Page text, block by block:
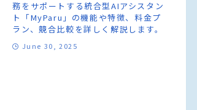
務をサポートする統合型AIアシスタン
ト「MyParu」の機能や特徴、料金プ
ラン、競合比較を詳しく解説します。
June 30, 2025